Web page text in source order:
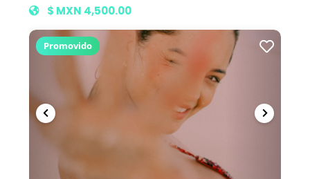
$ MXN 4,500.00
Promovido